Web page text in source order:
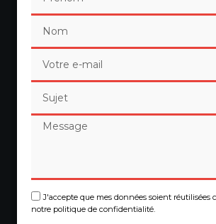
J'accepte que mes données soient réutilisées
notre politique de confidentialité.